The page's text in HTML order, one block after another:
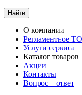
Найти
О компании
Регламентное ТО
Услуги сервиса
Каталог товаров
Акции
Контакты
Вопрос—ответ